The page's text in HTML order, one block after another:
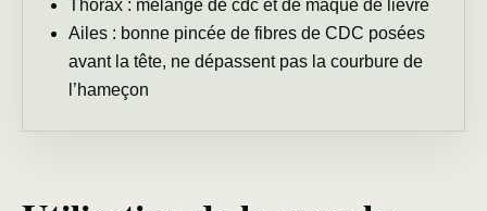
Thorax : mélange de cdc et de maque de lièvre
Ailes : bonne pincée de fibres de CDC posées
avant la tête, ne dépassent pas la courbure de
l’hameçon